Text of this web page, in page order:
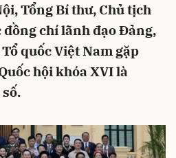
Tổng Bí thư, Chủ tịch
đồng chí lãnh đạo Đảng,
quốc Việt Nam gặp
hội khóa XVI là